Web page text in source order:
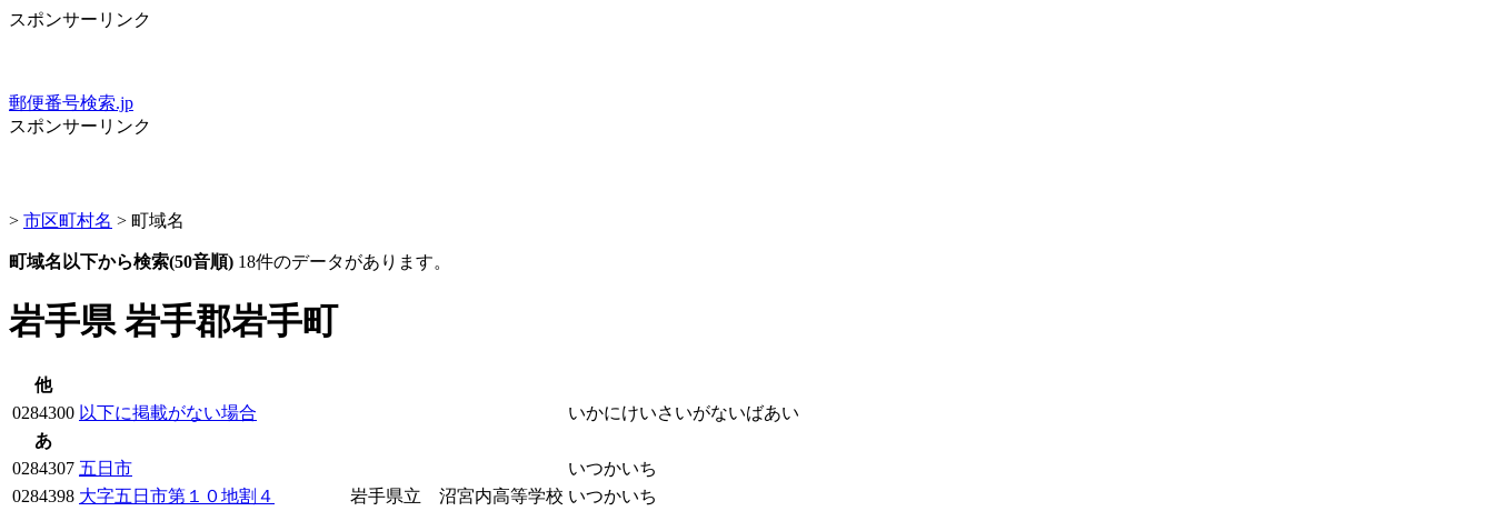
スポンサーリンク
郵便番号検索.jp
スポンサーリンク
> 市区町村名 > 町域名
町域名以下から検索(50音順) 18件のデータがあります。
岩手県 岩手郡岩手町
他
0284300 以下に掲載がない場合
いかにけいさいがないばあい
あ
0284307 五日市
いつかいち
0284398 大字五日市第１０地割４ 岩手県立 沼宮内高等学校 いつかいち